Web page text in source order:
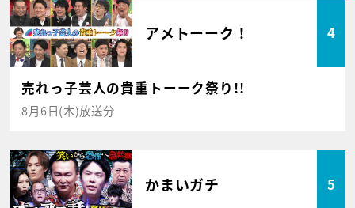
アメトーーク！ 4
売れっ子芸人の貴重トーーク祭り!!
8月6日(木)放送分
かまいガチ 5